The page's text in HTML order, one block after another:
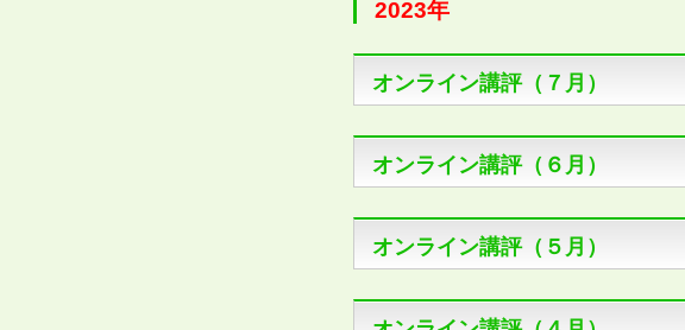
2023年
オンライン講評（７月）
オンライン講評（６月）
オンライン講評（５月）